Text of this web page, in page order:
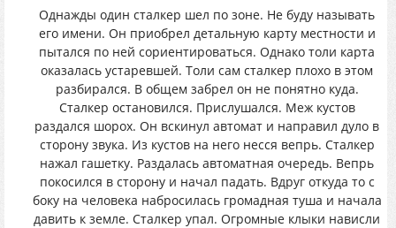
Однажды один сталкер шел по зоне. Не буду называть
его имени. Он приобрел детальную карту местности и
пытался по ней сориентироваться. Однако толи карта
оказалась устаревшей. Толи сам сталкер плохо в этом
разбирался. В общем забрел он не понятно куда.
Сталкер остановился. Прислушался. Меж кустов
раздался шорох. Он вскинул автомат и направил дуло в
сторону звука. Из кустов на него несся вепрь. Сталкер
нажал гашетку. Раздалась автоматная очередь. Вепрь
покосился в сторону и начал падать. Вдруг откуда то с
боку на человека набросилась громадная туша и начала
давить к земле. Сталкер упал. Огромные клыки нависли